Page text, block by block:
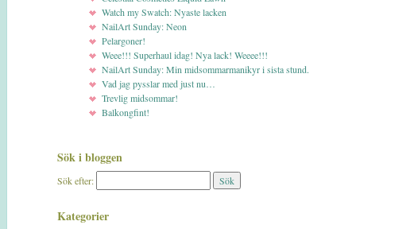
Watch my Swatch: Nyaste lacken
NailArt Sunday: Neon
Pelargoner!
Weee!!! Superhaul idag! Nya lack! Weeee!!!
NailArt Sunday: Min midsommarmanikyr i sista stund.
Vad jag pysslar med just nu…
Trevlig midsommar!
Balkongfint!
Sök i bloggen
Sök efter:
Kategorier